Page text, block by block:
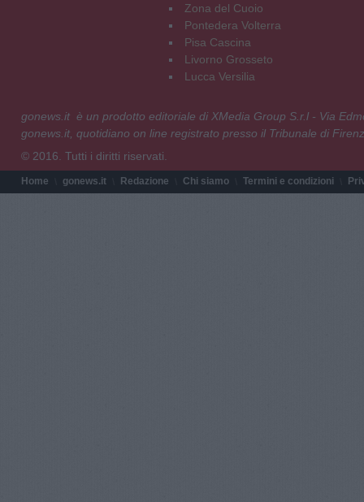
Zona del Cuoio
Pontedera Volterra
Pisa Cascina
Livorno Grosseto
Lucca Versilia
gonews.it è un prodotto editoriale di XMedia Group S.r.l - Via
gonews.it, quotidiano on line registrato presso il Tribunale di
© 2016. Tutti i diritti riservati.
Home gonews.it Redazione Chi siamo Termini e condizioni